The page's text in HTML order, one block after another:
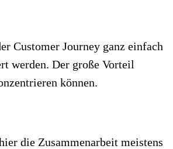
Customer Journey ganz einfach
werden. Der große Vorteil
können.
die Zusammenarbeit meistens